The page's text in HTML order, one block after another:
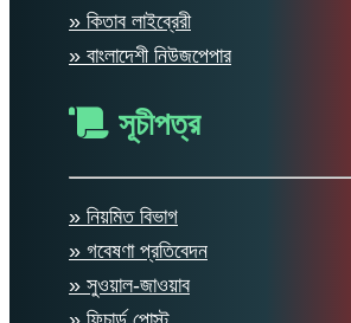
» কিতাব লাইব্রেরী
» বাংলাদেশী নিউজপেপার
সূচীপত্র
» নিয়মিত বিভাগ
» গবেষণা প্রতিবেদন
» সুওয়াল-জাওয়াব